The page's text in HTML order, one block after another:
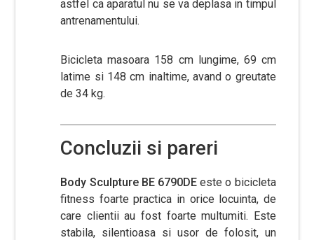
astfel ca aparatul nu se va deplasa in timpul
antrenamentului.
Bicicleta masoara 158 cm lungime, 69 cm
latime si 148 cm inaltime, avand o greutate
de 34 kg.
Concluzii si pareri
Body Sculpture BE 6790DEeste o bicicleta
fitness foarte practica in orice locuinta, de
care clientii au fost foarte multumiti. Este
stabila, silentioasa si usor de folosit, un